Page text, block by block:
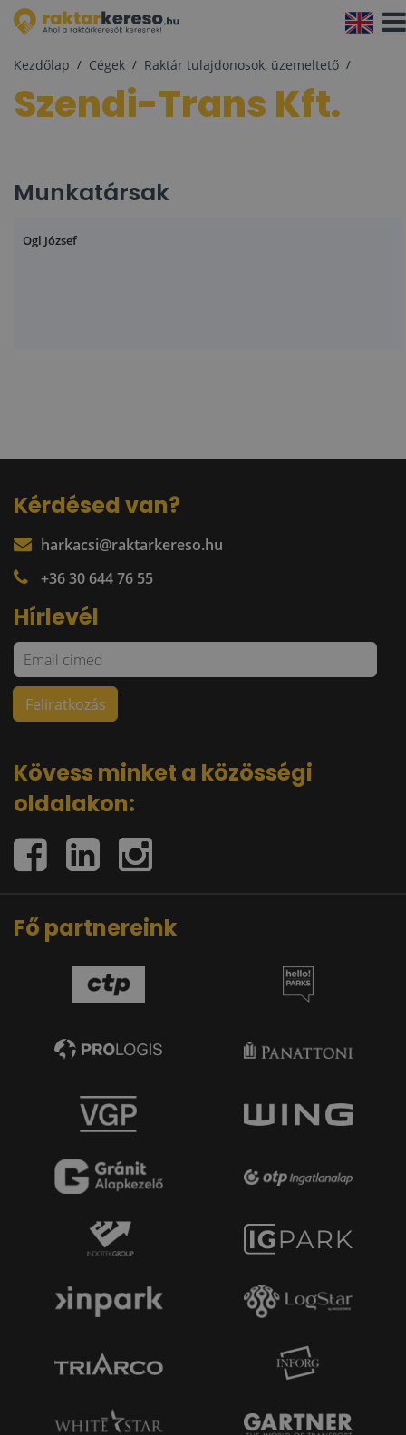
Kezdőlap Cégek Raktár tulajdonosok, üzemeltető
Szendi-Trans Kft.
Munkatársak
Ogl József
Kérdésed van?
harkacsi@raktarkereso.hu
+36 30 644 76 55
Hírlevél
Kövess minket a közösségi
oldalakon:
Fő partnereink